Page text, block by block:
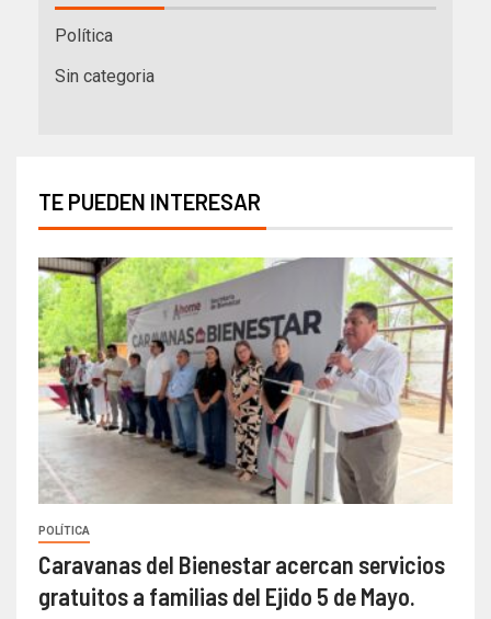
Política
Sin categoria
TE PUEDEN INTERESAR
POLÍTICA
Caravanas del Bienestar acercan servicios
gratuitos a familias del Ejido 5 de Mayo.